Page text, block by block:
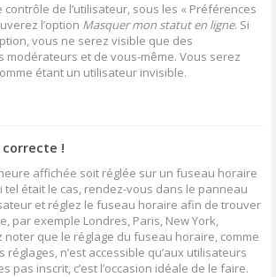
de l’utilisateur, sous les « Préférences
l’option Masquer mon statut en ligne. Si
vous ne serez visible que des
modérateurs et de vous-même. Vous serez
étant un utilisateur invisible.
correcte !
affichée soit réglée sur un fuseau horaire
tel était le cas, rendez-vous dans le panneau
et réglez le fuseau horaire afin de trouver
par exemple Londres, Paris, New York,
noter que le réglage du fuseau horaire, comme
n’est accessible qu’aux utilisateurs
pas inscrit, c’est l’occasion idéale de le faire.